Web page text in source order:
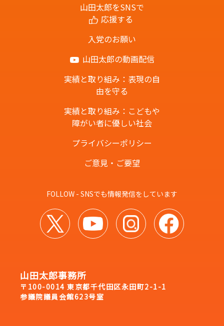
山田太郎をSNSで
応援する
入党のお願い
山田太郎の動画配信
実績と取り組み：表現の自
由を守る
実績と取り組み：こどもや
障がい者に優しい社会
プライバシーポリシー
ご意見・ご要望
FOLLOW - SNSでも情報発信をしています
山田太郎事務所
〒100-0014 東京都千代田区永田町2-1-1
参議院議員会館623号室